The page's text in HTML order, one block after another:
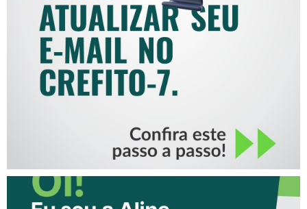
COMO ATUALIZAR SEU E-
MAIL NO CREFITO-7